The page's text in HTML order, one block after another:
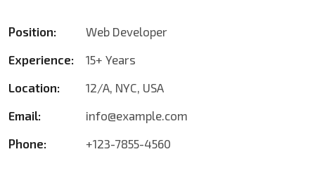
Position:
Web Developer
Experience:
15+ Years
Location:
12/A, NYC, USA
Email:
info@example.com
Phone:
+123-7855-4560